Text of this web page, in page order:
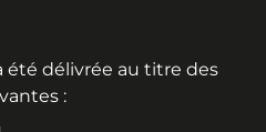
été délivrée au titre des
: